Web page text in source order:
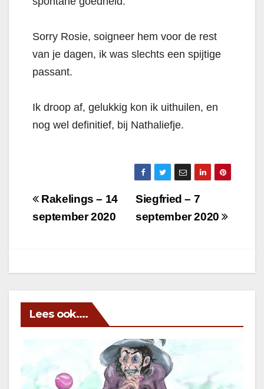
Sorry Rosie, soigneer hem voor de rest
van je dagen, ik was slechts een spijtige
passant.
Ik droop af, gelukkig kon ik uithuilen, en
nog wel definitief, bij Nathaliefje.
Berichtnavigatie
Siegfried – 7
september 2020
Rakelings – 14
september 2020
Lees ook....